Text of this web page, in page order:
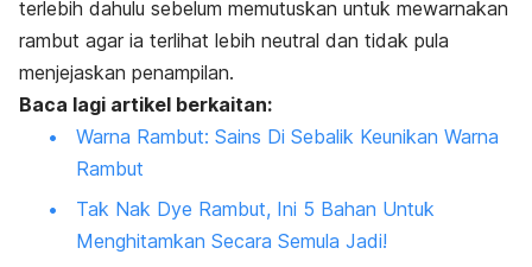
terlebih dahulu sebelum memutuskan untuk mewarnakan
rambut agar ia terlihat lebih neutral dan tidak pula
menjejaskan penampilan.
Baca lagi artikel berkaitan:
Warna Rambut: Sains Di Sebalik Keunikan Warna
Rambut
Tak Nak Dye Rambut, Ini 5 Bahan Untuk
Menghitamkan Secara Semula Jadi!